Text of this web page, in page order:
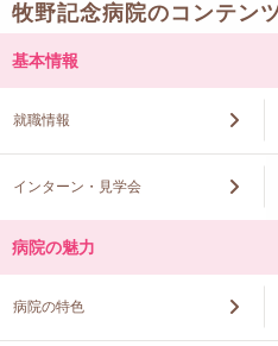
牧野記念病院のコンテン
基本情報
就職情報
インターン・見学会
病院の魅力
病院の特色